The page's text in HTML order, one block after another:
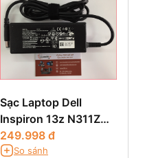
Sạc Laptop Dell
Inspiron 13z N311Z
13z 5323 13z N301Z
249.998 đ
So sánh